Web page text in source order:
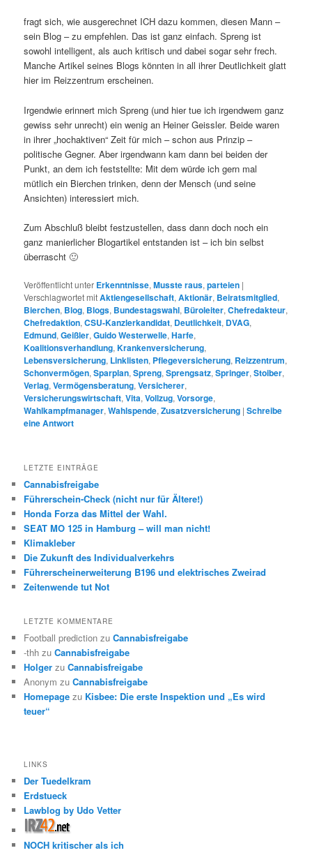
fragt sich, wie ausgerechnet ICH dazu kommen, diesen Mann –
sein Blog – zu empfehlen. Das ist ganz einfach. Spreng ist
sowohl intelligent, als auch kritisch und dabei sogar sehr frech.
Manche Artikel seines Blogs könnten in all ihrer Deutlichkeit glatt
hier im Reizzentrum erscheinen.
Irgendwie erinnert mich Spreng (und hier tue ich irgendwem ganz
gewiss sehr unrecht) ein wenig an Heiner Geissler. Beide waren
in ihrer „hochaktiven“ Zeit für mich – schon aus Prinzip –
politische Gegner. Aber irgendwann kam dann bei beiden der
Punkt, an dem ich feststellte: Mit dem würde ich gern mal
mütlich ein Bierchen trinken, denn der Mensch (und seine
Ansichten) interessiert mich.
Zum Abschluß bleibt festzustellen, dass dann doch noch ein
ganz manierlicher Blogartikel entstanden ist – ich bin selbst
überrascht 🙂
Veröffentlicht unter Erkenntnisse,Musste raus,parteien |
Verschlagwortet mitAktiengesellschaft,Aktionär, Beiratsmitglied,
Bierchen, Blog, Blogs, Bundestagswahl, Büroleiter,Chefredakteur,
Chefredaktion,CSU-Kanzlerkandidat, Deutlichkeit, DVAG,
Edmund,Geißler,Guido Westerwelle,Harfe,
Koalitionsverhandlung,Krankenversicherung,
Lebensversicherung, Linklisten, Pflegeversicherung, Reizzentrum,
Schonvermögen,Sparplan,Spreng,Sprengsatz,Springer,Stoiber,
Verlag,Vermögensberatung,Versicherer,
Versicherungswirtschaft,Vita,Vollzug,Vorsorge,
Wahlkampfmanager,Wahlspende,Zusatzversicherung |Schreibe
eine Antwort
LETZTE EINTRÄGE
Cannabisfreigabe
Führerschein-Check (nicht nur für Ältere!)
Honda Forza das Mittel der Wahl.
SEAT MO 125 in Hamburg – will man nicht!
Klimakleber
Die Zukunft des Individualverkehrs
Führerscheinerweiterung B196 und elektrisches Zweirad
Zeitenwende tut Not
LETZTE KOMMENTARE
Football prediction zuCannabisfreigabe
-thh zuCannabisfreigabe
Holger zuCannabisfreigabe
Anonym zuCannabisfreigabe
Homepage zu Kisbee: Die erste Inspektion und „Es wird
teuer“
LINKS
Der Tuedelkram
Erdstueck
Lawblog by Udo Vetter
NOCH kritischer als ich